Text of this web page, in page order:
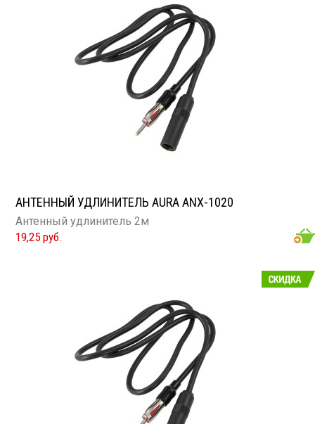
АНТЕННЫЙ УДЛИНИТЕЛЬ AURA ANX-1020
Антенный удлинитель 2м
19,25 руб.